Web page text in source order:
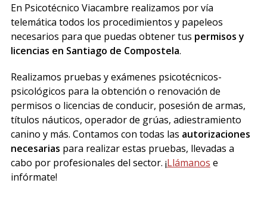
En Psicotécnico Viacambre realizamos por vía
telemática todos los procedimientos y papeleos
necesarios para que puedas obtener tus permisos y
licencias en Santiago de Compostela.
Realizamos pruebas y exámenes psicotécnicos-
psicológicos para la obtención o renovación de
permisos o licencias de conducir, posesión de armas,
títulos náuticos, operador de grúas, adiestramiento
canino y más. Contamos con todas las autorizaciones
necesarias para realizar estas pruebas, llevadas a
cabo por profesionales del sector. ¡Llámanos e
infórmate!